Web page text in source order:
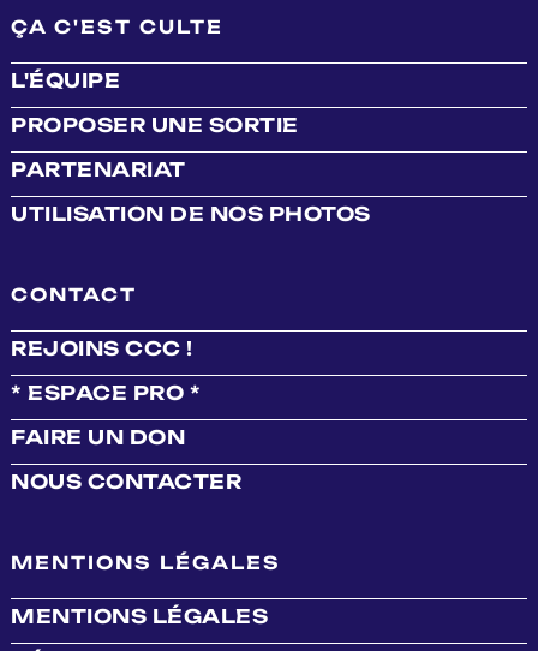
ÇA C'EST CULTE
L'ÉQUIPE
PROPOSER UNE SORTIE
PARTENARIAT
UTILISATION DE NOS PHOTOS
CONTACT
REJOINS CCC !
* ESPACE PRO *
FAIRE UN DON
NOUS CONTACTER
MENTIONS LÉGALES
MENTIONS LÉGALES